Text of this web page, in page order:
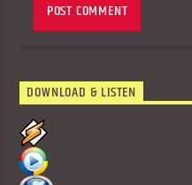
DOWNLOAD & LISTEN